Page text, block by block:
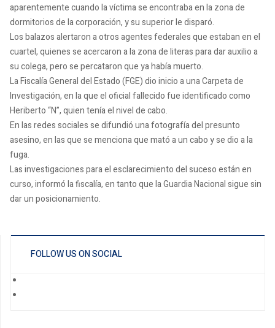
aparentemente cuando la víctima se encontraba en la zona de
dormitorios de la corporación, y su superior le disparó.
Los balazos alertaron a otros agentes federales que estaban en el
cuartel, quienes se acercaron a la zona de literas para dar auxilio a
su colega, pero se percataron que ya había muerto.
La Fiscalía General del Estado (FGE) dio inicio a una Carpeta de
Investigación, en la que el oficial fallecido fue identificado como
Heriberto “N”, quien tenía el nivel de cabo.
En las redes sociales se difundió una fotografía del presunto
asesino, en las que se menciona que mató a un cabo y se dio a la
fuga.
Las investigaciones para el esclarecimiento del suceso están en
curso, informó la fiscalía, en tanto que la Guardia Nacional sigue sin
dar un posicionamiento.
FOLLOW US ON SOCIAL